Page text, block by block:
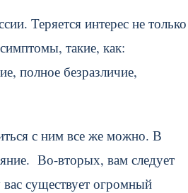
Теряется интерес не только
такие, как:
полное безразличие,
с ним все же можно. В
Во-вторых, вам следует
существует огромный